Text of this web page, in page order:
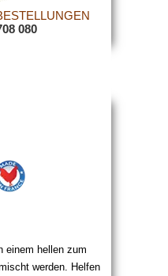
080
einem hellen zum
werden. Helfen